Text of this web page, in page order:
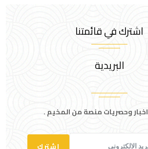
اشترك في قائمتنا
البريدية
وحصريات منصة من المخيم .
اشترك